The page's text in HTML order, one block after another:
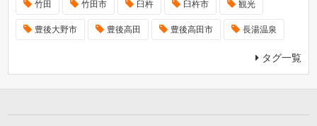
竹田 竹田市 臼杵 臼杵市 観光
豊後大野市 豊後高田 豊後高田市 長湯温泉
タグ一覧